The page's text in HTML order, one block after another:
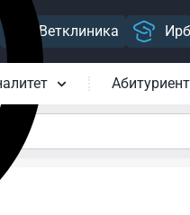
Ветклиника